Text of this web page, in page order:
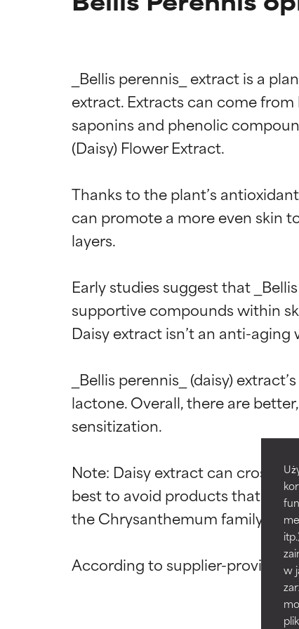
w
_Bellis perennis_ extract is a
extract. Extracts can come
saponins and phenolic
(Daisy) Flower Extract.
Thanks to the plant’s
can promote a more even skin
layers.
Early studies suggest that
supportive compounds within
Daisy extract isn’t an anti-aging
_Bellis perennis_ (daisy)
lactone. Overall, there are
sensitization.
Note: Daisy extract can cross-
best to avoid products that
the Chrysanthemum family.
Oceny
BEST
Niezbędne
Ogólnie nie
BAD
Istnieje
Oceny
BEST
Niezbędne
Ogólnie nie
BAD
Istnieje